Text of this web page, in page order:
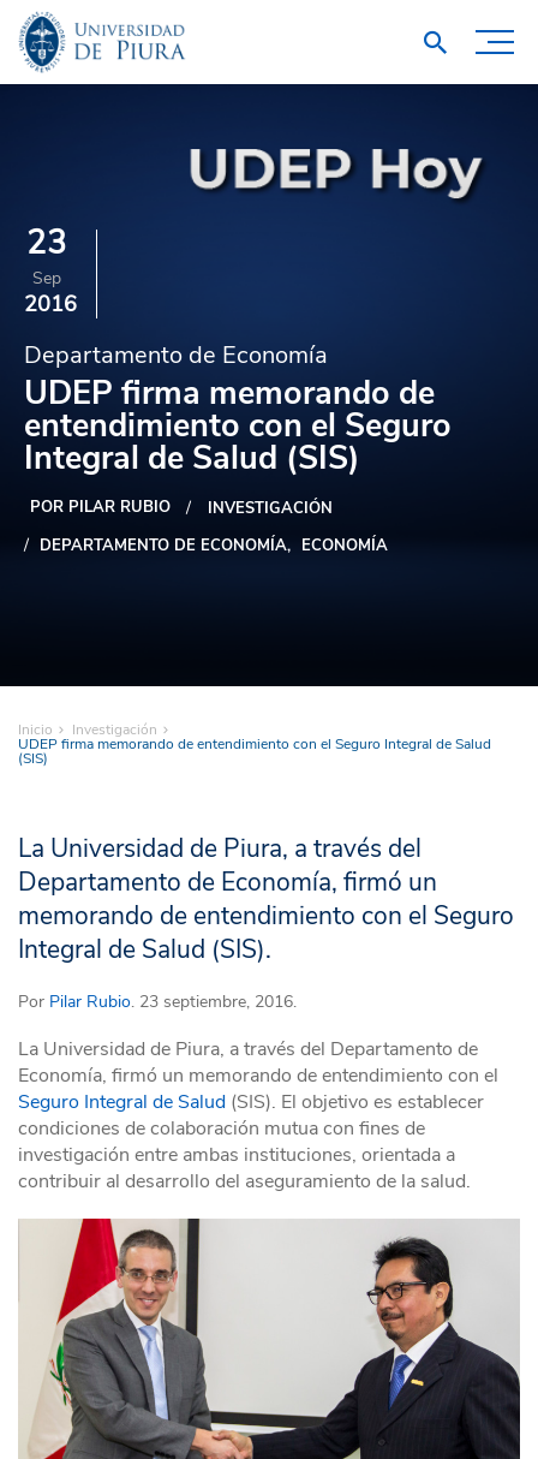
23
Sep
2016
Departamento de Economía
UDEP firma memorando de
entendimiento con el Seguro
Integral de Salud (SIS)
POR PILAR RUBIO
INVESTIGACIÓN
DEPARTAMENTO DE ECONOMÍA
ECONOMÍA
Inicio Investigación
UDEP firma memorando de entendimiento con el Seguro Integral de Salud
(SIS)
La Universidad de Piura, a través del
Departamento de Economía, firmó un
memorando de entendimiento con el Seguro
Integral de Salud (SIS).
Por Pilar Rubio. 23 septiembre, 2016.
La Universidad de Piura, a través del Departamento de
Economía, firmó un memorando de entendimiento con el
Seguro Integral de Salud (SIS). El objetivo es establecer
condiciones de colaboración mutua con fines de
investigación entre ambas instituciones, orientada a
contribuir al desarrollo del aseguramiento de la salud.